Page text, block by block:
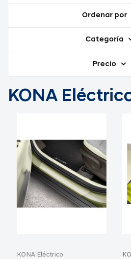
Ordenar por
Categoría
Precio
KONA
KONA Eléctrico